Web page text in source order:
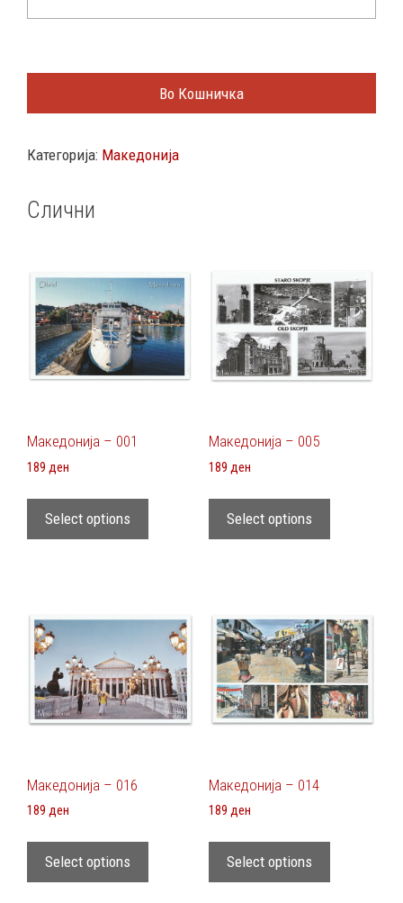
Во Кошничка
Категорија: Македонија
Слични
Македонија – 001
189 ден
Select options
Македонија – 005
189 ден
Select options
Македонија – 016
189 ден
Select options
Македонија – 014
189 ден
Select options